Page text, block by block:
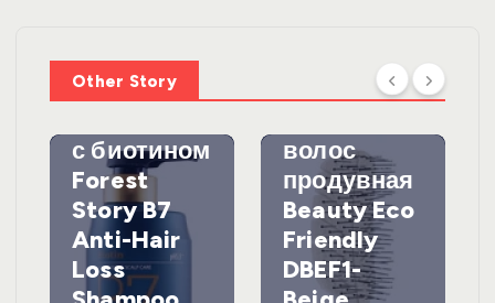
Other Story
волос
против
с биотином
Forest
Story B7
Anti-Hair
Loss
DewalЩетк
волос
продувная
Beauty Eco
Friendly
DBEF1-